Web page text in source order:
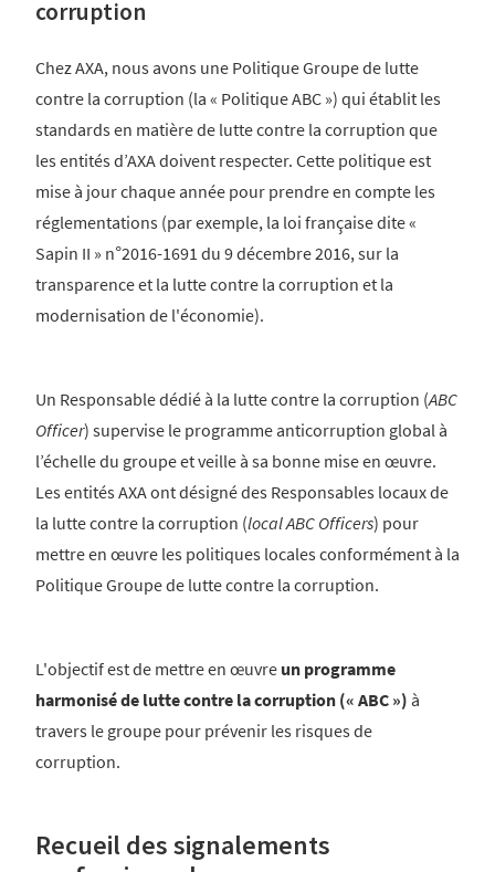
corruption
Chez AXA, nous avons une Politique Groupe de lutte
contre la corruption (la « Politique ABC ») qui établit les
standards en matière de lutte contre la corruption que
les entités d’AXA doivent respecter. Cette politique est
mise à jour chaque année pour prendre en compte les
réglementations (par exemple, la loi française dite «
Sapin II » n°2016-1691 du 9 décembre 2016, sur la
transparence et la lutte contre la corruption et la
modernisation de l'économie).
Un Responsable dédié à la lutte contre la corruption (ABC
Officer) supervise le programme anticorruption global à
l’échelle du groupe et veille à sa bonne mise en œuvre.
Les entités AXA ont désigné des Responsables locaux de
la lutte contre la corruption (local ABC Officers) pour
mettre en œuvre les politiques locales conformément à la
Politique Groupe de lutte contre la corruption.
L'objectif est de mettre en œuvre un programme
harmonisé de lutte contre la corruption (« ABC ») à
travers le groupe pour prévenir les risques de
corruption.
Recueil des signalements